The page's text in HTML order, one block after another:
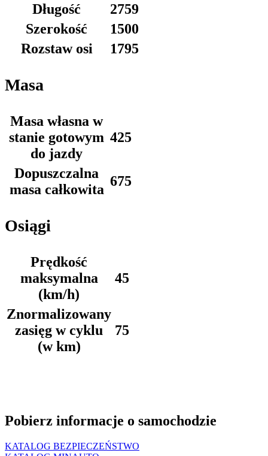
Długość
2759
Szerokość
1500
Rozstaw osi
1795
Masa
Masa własna w
stanie gotowym
do jazdy
425
Dopuszczalna
masa całkowita
675
Osiągi
Prędkość
maksymalna
(km/h)
45
Znormalizowany
zasięg w cyklu
(w km)
75
Pobierz informacje o samochodzie
KATALOG BEZPIECZEŃSTWO